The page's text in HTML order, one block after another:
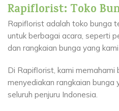
Rapiflorist: Toko
Rapiflorist adalah toko bunga
untuk berbagai acara, seperti
dan rangkaian bunga yang
Di Rapiflorist, kami memahami
menyediakan rangkaian
seluruh penjuru Indonesia.